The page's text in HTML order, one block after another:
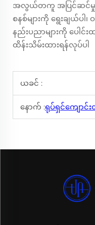
အလွယ်တကူ အပြင်ဆင်မှုမ
စနစ်များကို ရွေးချယ်ပ
နည်းပညာများကို ပေါ
ထိန်းသိမ်းထားရန်လုပ်ပါ
ယခင် :
နောက် :ရုပ်ရှင်ကျောင်းတစ်ခုလို့